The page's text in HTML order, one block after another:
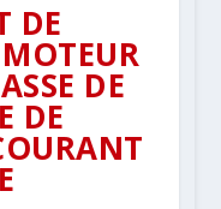
DE
DE
DE